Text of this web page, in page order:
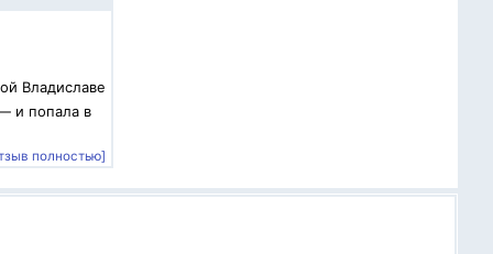
Владиславе
и попала в
полностью]